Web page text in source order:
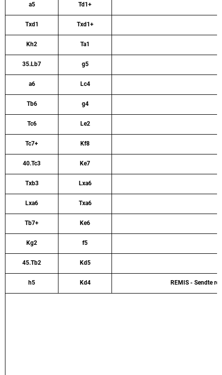
a5 Td1+
Txd1 Txd1+
Kh2 Ta1
35.Lb7 g5
a6 Lc4
Tb6 g4
Tc6 Le2
Tc7+ Kf8
40.Tc3 Ke7
Txb3 Lxa6
Lxa6 Txa6
Tb7+ Ke6
Kg2 f5
45.Tb2 Kd5
h5 Kd4 REMIS - Sendte